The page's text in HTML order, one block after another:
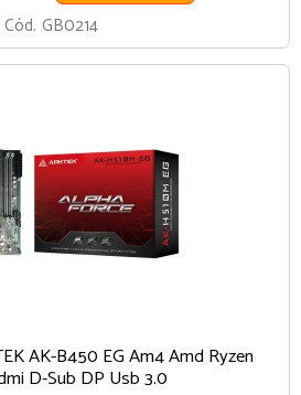
Cód. GB0214
AK-B450 EG Am4 Amd Ryzen
D-Sub DP Usb 3.0